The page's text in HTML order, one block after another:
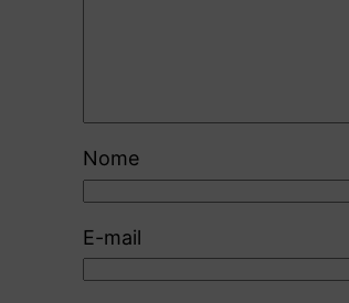
Nome
E-mail